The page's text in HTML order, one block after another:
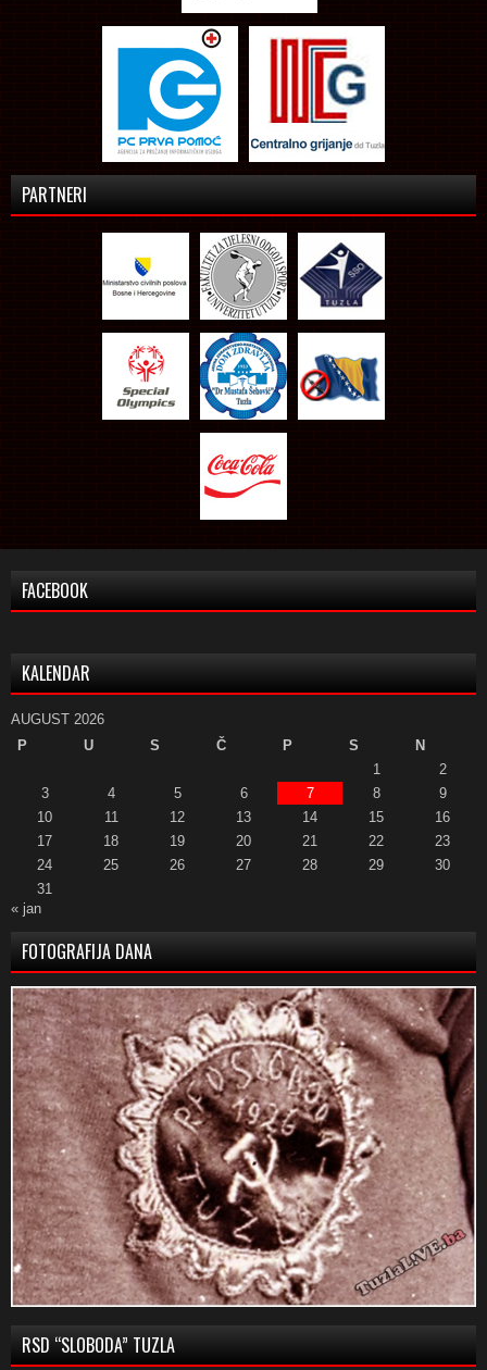
PARTNERI
FACEBOOK
KALENDAR
AUGUST 2026
P
U S Č P S
N
1
2
3
4 5 6 7 8
9
10
11 12 13 14 15
16
17
18 19 20 21 22
23
24
25 26 27 28 29
30
31
« jan
FOTOGRAFIJA DANA
RSD “SLOBODA” TUZLA